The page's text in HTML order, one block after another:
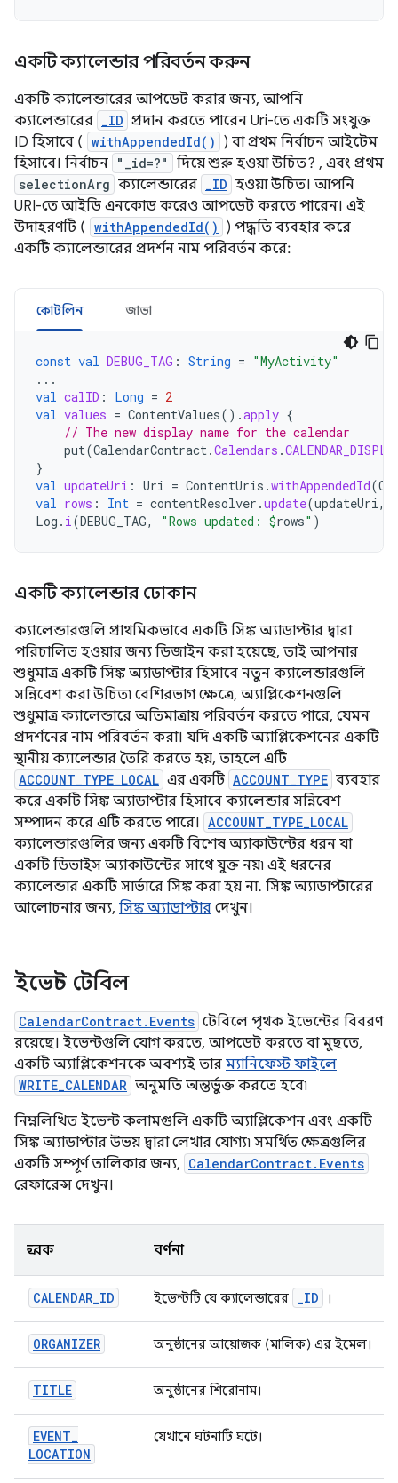
একটি ক্যালেন্ডার পরিবর্তন করুন
একটি ক্যালেন্ডারের আপডেট করার জন্য, আপনি
ক্যালেন্ডারের _ID প্রদান করতে পারেন Uri-তে একটি সংযুক্ত
ID হিসাবে ( withAppendedId()
) বা প্রথম নির্বাচন আইটেম
হিসাবে। নির্বাচন "_id=?" দিয়ে শুরু হওয়া উচিত? , এবং প্রথম
selectionArg ক্যালেন্ডারের _ID হওয়া উচিত। আপনি
URI-তে আইডি এনকোড করেও আপডেট করতে পারেন। এই
উদাহরণটি ( withAppendedId()
) পদ্ধতি ব্যবহার করে
একটি ক্যালেন্ডারের প্রদর্শন নাম পরিবর্তন করে:
কোটলিন জাভা
const val DEBUG_TAG : String = "MyActivity"
...
val calID : Long = 2
val values = ContentValues().apply {
// The new display name for the calendar
put(CalendarContract.Calendars .
}
val updateUri : Uri = ContentUris .withAppendedId(
val rows : Int = contentResolver .update(updateUri,
Log . i(DEBUG_TAG, "Rows updated: $rows" )
একটি ক্যালেন্ডার ঢোকান
ক্যালেন্ডারগুলি প্রাথমিকভাবে একটি সিঙ্ক অ্যাডাপ্টার দ্বারা
পরিচালিত হওয়ার জন্য ডিজাইন করা হয়েছে, তাই আপনার
শুধুমাত্র একটি সিঙ্ক অ্যাডাপ্টার হিসাবে নতুন ক্যালেন্ডারগুলি
সন্নিবেশ করা উচিত৷ বেশিরভাগ ক্ষেত্রে, অ্যাপ্লিকেশনগুলি
শুধুমাত্র ক্যালেন্ডারে অতিমাত্রায় পরিবর্তন করতে পারে, যেমন
প্রদর্শনের নাম পরিবর্তন করা। যদি একটি অ্যাপ্লিকেশনের একটি
স্থানীয় ক্যালেন্ডার তৈরি করতে হয়, তাহলে এটি
ACCOUNT_TYPE_LOCAL এর একটি ACCOUNT_TYPE ব্যবহার
করে একটি সিঙ্ক অ্যাডাপ্টার হিসাবে ক্যালেন্ডার সন্নিবেশ
সম্পাদন করে এটি করতে পারে। ACCOUNT_TYPE_LOCAL
ক্যালেন্ডারগুলির জন্য একটি বিশেষ অ্যাকাউন্টের ধরন যা
একটি ডিভাইস অ্যাকাউন্টের সাথে যুক্ত নয়৷ এই ধরনের
ক্যালেন্ডার একটি সার্ভারে সিঙ্ক করা হয় না. সিঙ্ক অ্যাডাপ্টারের
আলোচনার জন্য, সিঙ্ক অ্যাডাপ্টার দেখুন।
ইভেন্ট টেবিল
CalendarContract.Events টেবিলে পৃথক ইভেন্টের বিবরণ
রয়েছে। ইভেন্টগুলি যোগ করতে, আপডেট করতে বা মুছতে,
একটি অ্যাপ্লিকেশনকে অবশ্যই তার ম্যানিফেস্ট ফাইলে
WRITE_CALENDAR অনুমতি অন্তর্ভুক্ত করতে হবে৷
নিম্নলিখিত ইভেন্ট কলামগুলি একটি অ্যাপ্লিকেশন এবং একটি
সিঙ্ক অ্যাডাপ্টার উভয় দ্বারা লেখার যোগ্য৷ সমর্থিত ক্ষেত্রগুলির
একটি সম্পূর্ণ তালিকার জন্য, CalendarContract.Events
রেফারেন্স দেখুন।
ধ্রুবক বর্ণনা
CALENDAR_ID ইভেন্টটি যে ক্যালেন্ডারের _ID ।
ORGANIZER অনুষ্ঠানের আয়োজক (মালিক) এর ইমেল।
TITLE অনুষ্ঠানের শিরোনাম।
EVENT_
LOCATION
যেখানে ঘটনাটি ঘটে।